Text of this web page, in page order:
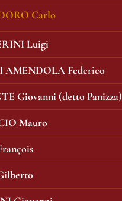
Carlo
Luigi
AMENDOLA Federico
Giovanni (detto Panizza)
Mauro